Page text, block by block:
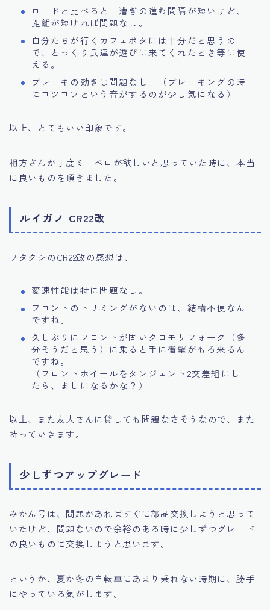
ロードと比べると一漕ぎの進む間隔が短いけど、
距離が短ければ問題なし。
自分たちが行くカフェポタには十分だと思うの
で、とっくり氏達が遊びに来てくれたとき等に使
える。
ブレーキの効きは問題なし。（ブレーキングの時
にコツコツという音がするのが少し気になる）
以上、とてもいい印象です。
相方さんが丁度ミニベロが欲しいと思っていた時に、本当
に良いものを頂きました。
ルイガノ CR22改
ワタクシのCR22改の感想は、
変速性能は特に問題なし。
フロントのトリミングがないのは、結構不便なん
ですね。
久しぶりにフロントが固いクロモリフォーク（多
分そうだと思う）に乗ると手に衝撃がもろ来るん
ですね。
（フロントホイールをタンジェント2交差組にし
たら、ましになるかな？）
以上、また友人さんに貸しても問題なさそうなので、また
持っていきます。
少しずつアップグレード
みかん号は、問題があればすぐに部品交換しようと思って
いたけど、問題ないので余裕のある時に少しずつグレード
の良いものに交換しようと思います。
というか、夏か冬の自転車にあまり乗れない時期に、勝手
にやっている気がします。